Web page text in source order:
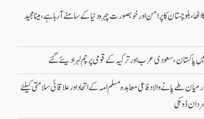
بلوچستان کا پرامن اور خوبصورت چہرہ دنیا کے سامنے آ رہا ہے، مینا مجید
پاکستان، سعودی عرب اور ترکیہ کے قومی پرچم لہرا دیئے گئے
طے پانے والا دفاعی معاہدہ مسلم امہ کے اتحاد اور علاقائی سلامتی کیلئے
ڈومکی